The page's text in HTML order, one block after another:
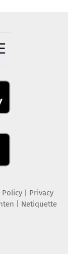
Policy| Privacy
| Netiquette